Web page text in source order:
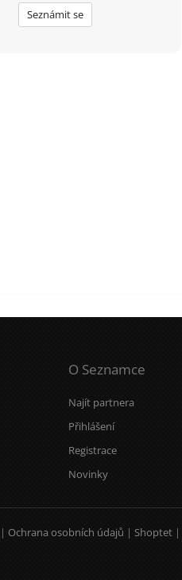
Seznámit se
O Seznamce
Najít partnera
Přihlášení
Registrace
Novinky
| Ochrana osobních údajů | Shoptet |